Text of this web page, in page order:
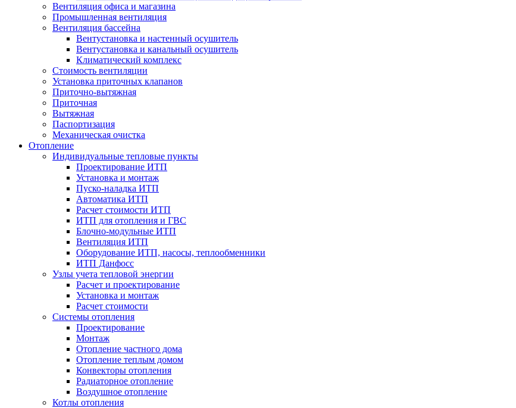
Вентиляция офиса и магазина
Промышленная вентиляция
Вентиляция бассейна
Вентустановка и настенный осушитель
Вентустановка и канальный осушитель
Климатический комплекс
Стоимость вентиляции
Установка приточных клапанов
Приточно-вытяжная
Приточная
Вытяжная
Паспортизация
Механическая очистка
Отопление
Индивидуальные тепловые пункты
Проектирование ИТП
Установка и монтаж
Пуско-наладка ИТП
Автоматика ИТП
Расчет стоимости ИТП
ИТП для отопления и ГВС
Блочно-модульные ИТП
Вентиляция ИТП
Оборудование ИТП, насосы, теплообменники
ИТП Данфосс
Узлы учета тепловой энергии
Расчет и проектирование
Установка и монтаж
Расчет стоимости
Системы отопления
Проектирование
Монтаж
Отопление частного дома
Отопление теплым домом
Конвекторы отопления
Радиаторное отопление
Воздушное отопление
Котлы отопления